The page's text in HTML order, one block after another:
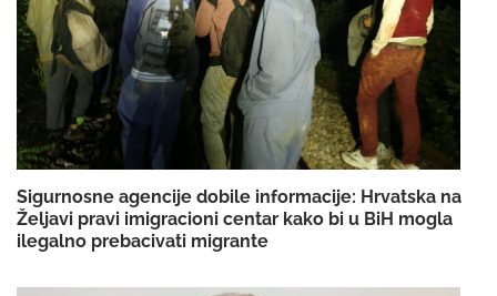
Sigurnosne agencije dobile informacije: Hrvatska na
Željavi pravi imigracioni centar kako bi u BiH mogla
ilegalno prebacivati migrante